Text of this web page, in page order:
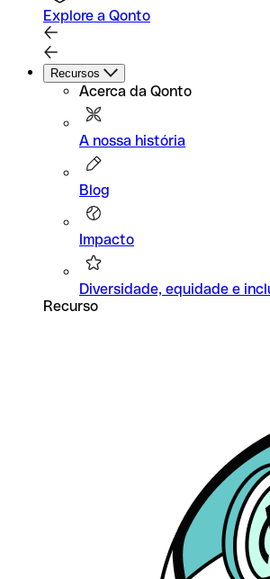
Explore a Qonto
Recursos
Acerca da Qonto
A nossa história
Blog
Impacto
Diversidade, equidade e
Recurso